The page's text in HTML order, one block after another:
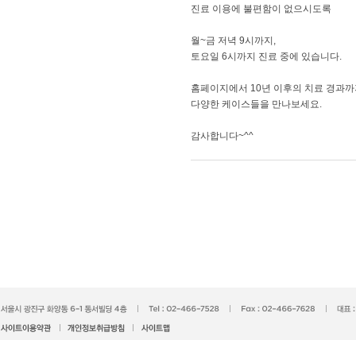
​진료 이용에 불편함이 없으시도록
월~금 저녁 9시까지,
토요일 6시까지 진료 중에 있습니다.
홈페이지에서 10년 이후의 치료 경과
다양한 케이스들을 만나보세요.
​감사합니다~^^